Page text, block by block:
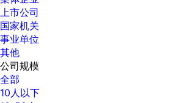
上市公司
国家机关
事业单位
其他
公司规模
全部
10人以下